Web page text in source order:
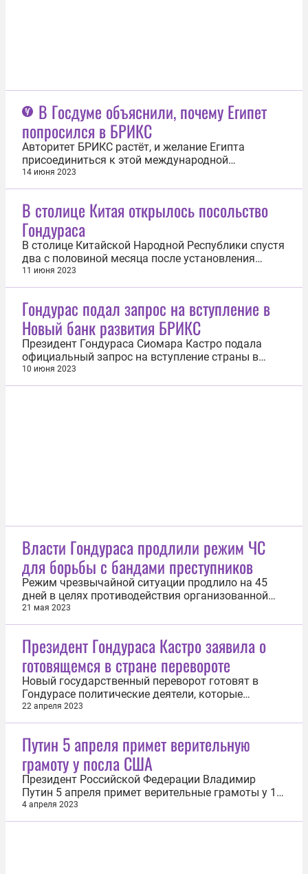
В Госдуме объяснили, почему Египет
попросился в БРИКС
Авторитет БРИКС растёт, и желание Египта
присоединиться к этой международной
организации означает, что она состоялась и
превращается в реальный перспективный
корреспонденту ИА Регнум 14 июня заявил
зампред комитета Госдумы по международным
делам Дмитрий Новиков...
14 июня 2023
В столице Китая открылось посольство
Гондураса
В столице Китайской Народной Республики спустя
два с половиной месяца после установления
дипломатических отношений между Китаем и
Гондурасом открылось посольство
воскресенье, 11 июня, сообщило Центральное
телевидение Китая. По информации источника, в...
11 июня 2023
Гондурас подал запрос на вступление в
Новый банк развития БРИКС
Президент Гондураса Сиомара Кастро подала
официальный запрос на вступление страны в
Новый банк развития БРИКС. Об этом сообщает
пресс-служба правительства страны. Отмечается,
10 июня 2023
Власти Гондураса продлили режим ЧС
для борьбы с бандами преступников
Режим чрезвычайной ситуации продлило на 45
дней в целях противодействия организованной
преступности правительство Гондураса. Об этом
20 мая сказано в сообщении на сайте
«Правительство Гондураса в лице Совета
министров во главе с президентом Сиомарой
Кастро...
21 мая 2023
Президент Гондураса Кастро заявила о
готовящемся в стране перевороте
Новый государственный переворот готовят в
Гондурасе политические деятели, которые
остались безнаказанными после переворота 2009
года в стране. Такое заявление сделала президент
лидера Мануэля Селайи, на пресс-конференции
после своей речи в честь 92-й...
22 апреля 2023
Путин 5 апреля примет верительную
грамоту у посла США
Президент Российской Федерации Владимир
Путин 5 апреля примет верительные грамоты у 17
прибывших послов иностранных государств, в
том числе США, сообщает пресс-служба Кремля.
4 апреля 2023